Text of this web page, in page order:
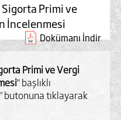
Primi ve
İncelenmesi
Dokümanı İndir
Primi ve Vergi
" başlıklı
butonuna tıklayarak